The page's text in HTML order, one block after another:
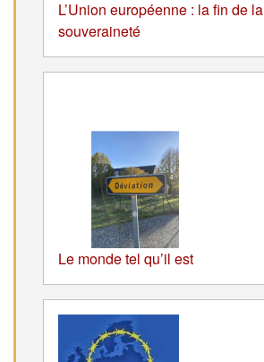
L’Union européenne : la fin de la
souveraineté
Le monde tel qu’il est